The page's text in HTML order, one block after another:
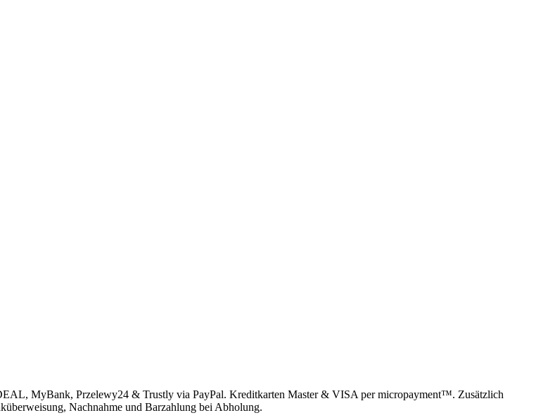
MyBank, Przelewy24 & Trustly via PayPal. Kreditkarten Master & VISA per micropayment™. Zusätzlich
Nachnahme und Barzahlung bei Abholung.